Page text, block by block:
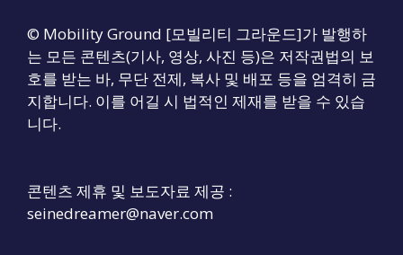
© Mobility Ground [모빌리티 그라운드]가 발행하
는 모든 콘텐츠(기사, 영상, 사진 등)은 저작권법의 보
호를 받는 바, 무단 전제, 복사 및 배포 등을 엄격히 금
지합니다. 이를 어길 시 법적인 제재를 받을 수 있습
니다.
콘텐츠 제휴 및 보도자료 제공 :
seinedreamer@naver.com